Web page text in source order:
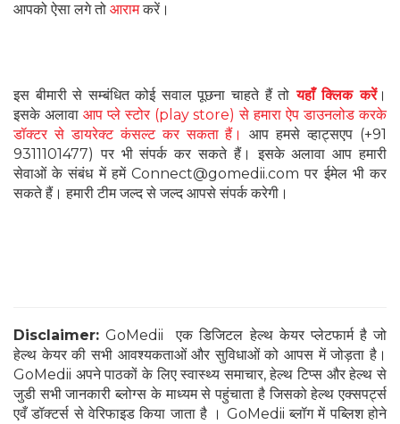
आपको ऐसा लगे तो आरामकरें।
इस बीमारी से सम्बंधित कोई सवाल पूछना चाहते हैं तो यहाँ क्लिक करें।
इसके अलावाआप प्ले स्टोर (play store) से हमारा ऐप डाउनलोड करके
डॉक्टर से डायरेक्ट कंसल्ट कर सकता हैं।
आप हमसे व्हाट्सएप (+91
9311101477) पर भी संपर्क कर सकते हैं। इसके अलावा आप हमारी
सेवाओं के संबंध में हमें Connect@gomedii.com पर ईमेल भी कर
सकते हैं। हमारी टीम जल्द से जल्द आपसे संपर्क करेगी।
Disclaimer: GoMedii एक डिजिटल हेल्थ केयर प्लेटफार्म है जो
हेल्थ केयर की सभी आवश्यकताओं और सुविधाओं को आपस में जोड़ता है।
GoMedii अपने पाठकों के लिए स्वास्थ्य समाचार, हेल्थ टिप्स और हेल्थ से
जुडी सभी जानकारी ब्लोग्स के माध्यम से पहुंचाता है जिसको हेल्थ एक्सपर्ट्स
एवँ डॉक्टर्स से वेरिफाइड किया जाता है । GoMedii ब्लॉग में पब्लिश होने